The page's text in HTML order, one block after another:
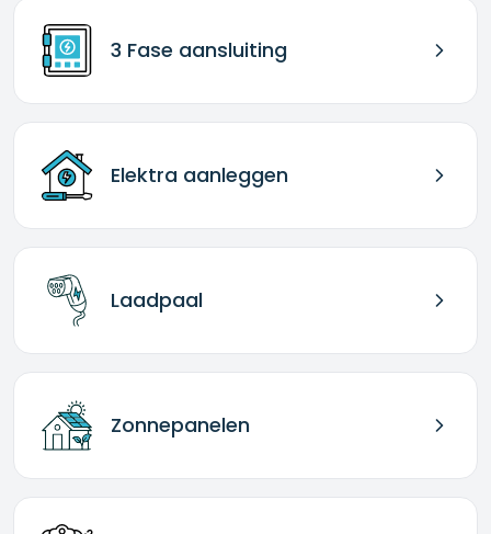
3 Fase aansluiting
Elektra aanleggen
Laadpaal
Zonnepanelen